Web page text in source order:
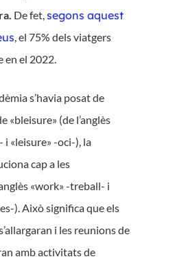
De fet,segons aquest
, el 75% dels viatgers
en el 2022.
s’havia posat de
«bleisure» (de l’anglès
i «leisure» -oci-), la
cap a les
«work» -treball- i
). Això significa que els
i les reunions de
amb activitats de